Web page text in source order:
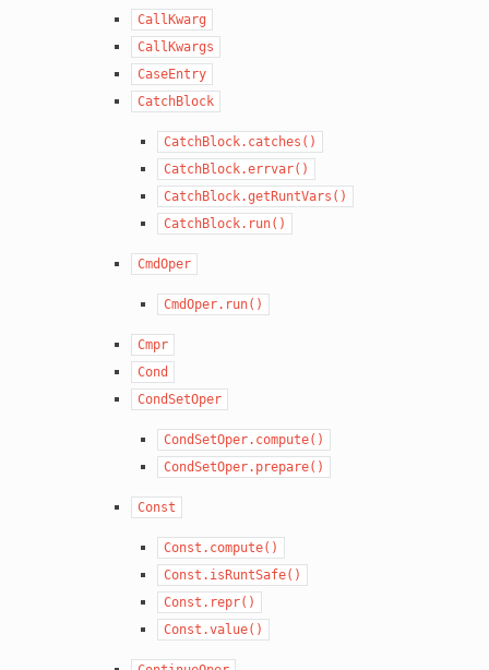
CallKwarg
CallKwargs
CaseEntry
CatchBlock
CatchBlock.catches()
CatchBlock.errvar()
CatchBlock.getRuntVars()
CatchBlock.run()
CmdOper
CmdOper.run()
Cmpr
Cond
CondSetOper
CondSetOper.compute()
CondSetOper.prepare()
Const
Const.compute()
Const.isRuntSafe()
Const.repr()
Const.value()